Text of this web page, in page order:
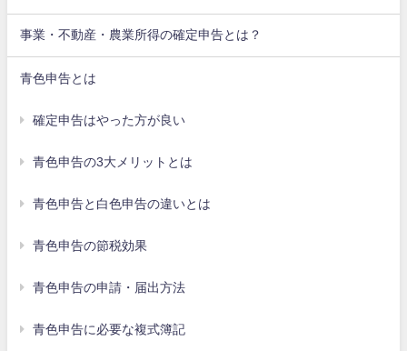
事業・不動産・農業所得の確定申告とは？
青色申告とは
確定申告はやった方が良い
青色申告の3大メリットとは
青色申告と白色申告の違いとは
青色申告の節税効果
青色申告の申請・届出方法
青色申告に必要な複式簿記